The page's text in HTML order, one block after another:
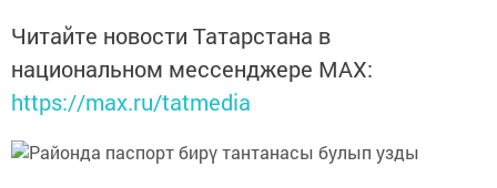
Читайте новости Татарстана в
национальном мессенджере MАХ:
https://max.ru/tatmedia